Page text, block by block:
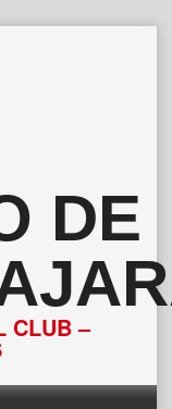
DE
CLUB –